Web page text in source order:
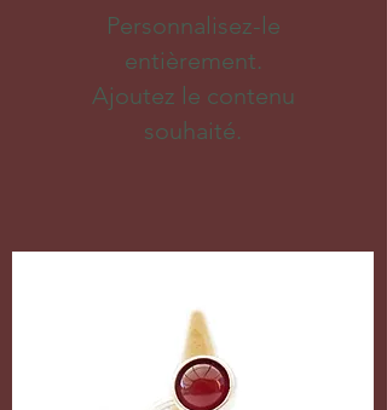
Personnalisez-le
entièrement.
Ajoutez le contenu
souhaité.